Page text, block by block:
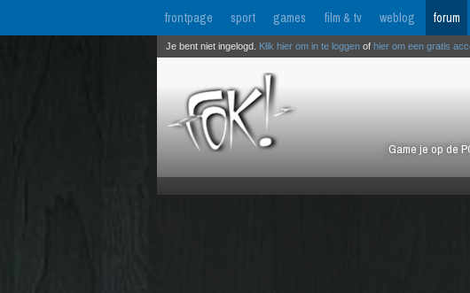
frontpage sport games film & tv weblog forum
Game je op de
Je bent niet ingelogd. Klik hier om in te loggen of hier om een gratis